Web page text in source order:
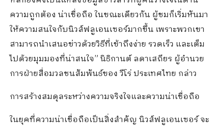
ความถูกต้อง น่าเชื่อถือ ในขณะเดียวกัน ผู้ชมก็เริ่มหันมา
ให้ความสนใจกับนิวส์ฟลูเอนเซอร์มากขึ้น เพราะพวกเขา
สามารถนำเสนอข่าวด้วยวิธีที่เข้าถึงง่าย รวดเร็ว และเต็ม
ไปด้วยมุมมองที่น่าสนใจ”นิธิกานต์ ลดาเสถียร ผู้อำนวย
การฝ่ายสื่อมวลชนสัมพันธ์ของ วีโร่ ประเทศไทย กล่าว
การสร้างสมดุลระหว่างความจริงใจและความน่าเชื่อถือ
ในยุคที่ความน่าเชื่อถือเป็นสิ่งสำคัญ นิวส์ฟลูเอนเซอร์จะ